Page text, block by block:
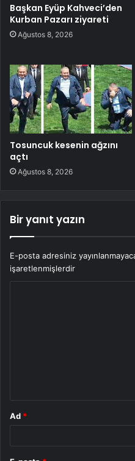
Başkan Eyüp Kahveci’den
Kurban Pazarı ziyareti
Ağustos 8, 2026
Tosuncuk kesenin ağzını
açtı
Ağustos 8, 2026
Bir yanıt yazın
E-posta adresiniz
işaretlenmişlerdir
Ad *